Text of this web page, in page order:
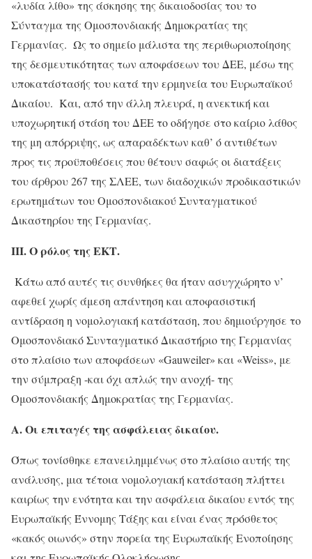
«λυδία λίθο» της άσκησης της δικαιοδοσίας του το
Σύνταγμα της Ομοσπονδιακής Δημοκρατίας της
Γερμανίας. Ως το σημείο μάλιστα της περιθωριοποίησης
της δεσμευτικότητας των αποφάσεων του ΔΕΕ, μέσω της
υποκατάστασής του κατά την ερμηνεία του Ευρωπαϊκού
Δικαίου. Και, από την άλλη πλευρά, η ανεκτική και
υποχωρητική στάση του ΔΕΕ το οδήγησε στο καίριο λάθος
της μη απόρριψης, ως απαραδέκτων καθ’ ό αντιθέτων
προς τις προϋποθέσεις που θέτουν σαφώς οι διατάξεις
του άρθρου 267 της ΣΛΕΕ, των διαδοχικών προδικαστικών
ερωτημάτων του Ομοσπονδιακού Συνταγματικού
Δικαστηρίου της Γερμανίας.
ΙΙΙ. Ο ρόλος της ΕΚΤ.
Κάτω από αυτές τις συνθήκες θα ήταν ασυγχώρητο ν’
αφεθεί χωρίς άμεση απάντηση και αποφασιστική
αντίδραση η νομολογιακή κατάσταση, που δημιούργησε το
Ομοσπονδιακό Συνταγματικό Δικαστήριο της Γερμανίας
στο πλαίσιο των αποφάσεων «Gauweiler» και «Weiss», με
την σύμπραξη -και όχι απλώς την ανοχή- της
Ομοσπονδιακής Δημοκρατίας της Γερμανίας.
Α. Οι επιταγές της ασφάλειας δικαίου.
Όπως τονίσθηκε επανειλημμένως στο πλαίσιο αυτής της
ανάλυσης, μια τέτοια νομολογιακή κατάσταση πλήττει
καιρίως την ενότητα και την ασφάλεια δικαίου εντός της
Ευρωπαϊκής Έννομης Τάξης και είναι ένας πρόσθετος
«κακός οιωνός» στην πορεία της Ευρωπαϊκής Ενοποίησης